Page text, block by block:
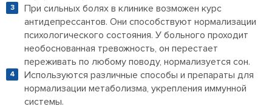
При сильных болях в клинике возможен курс
антидепрессантов. Они способствуют нормализации
психологического состояния. У больного проходит
необоснованная тревожность, он перестает
переживать по любому поводу, нормализуется сон.
Используются различные способы и препараты для
нормализации метаболизма, укрепления иммунной
системы.